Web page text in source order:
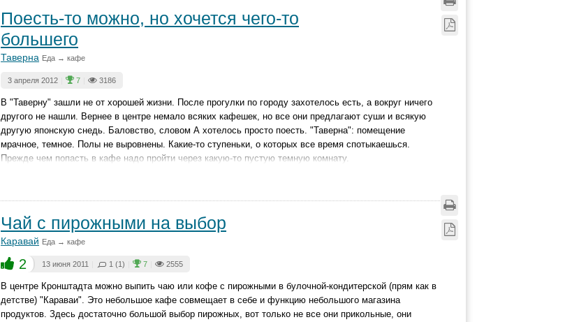
Поесть-то можно, но хочется чего-то
большего
Таверна Еда → кафе
3 апреля 2012 7 3186
В "Таверну" зашли не от хорошей жизни. После прогулки по городу захотелось есть, а вокруг ничего
другого не нашли. Вернее в центре немало всяких кафешек, но все они предлагают суши и всякую
другую японскую снедь. Баловство, словом А хотелось просто поесть. "Таверна": помещение
мрачное, темное. Полы не выровнены. Какие-то ступеньки, о которых все время спотыкаешься.
Прежде чем попасть в кафе надо пройти через какую-то пустую темную комнату.
Чай с пирожными на выбор
Каравай Еда → кафе
2 13 июня 2011 1 (1) 7 2555
В центре Кронштадта можно выпить чаю или кофе с пирожными в булочной-кондитерской (прям как в
детстве) "Караваи". Это небольшое кафе совмещает в себе и функцию небольшого магазина
продуктов. Здесь достаточно большой выбор пирожных, вот только не все они прикольные, они